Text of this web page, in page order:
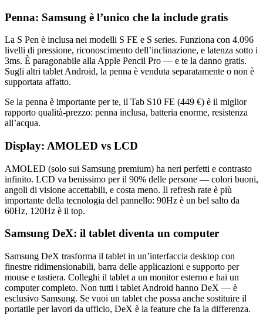
Penna: Samsung è l’unico che la include gratis
La S Pen è inclusa nei modelli S FE e S series. Funziona con 4.096
livelli di pressione, riconoscimento dell’inclinazione, e latenza sotto i
3ms. È paragonabile alla Apple Pencil Pro — e te la danno gratis.
Sugli altri tablet Android, la penna è venduta separatamente o non è
supportata affatto.
Se la penna è importante per te, il Tab S10 FE (449 €) è il miglior
rapporto qualità-prezzo: penna inclusa, batteria enorme, resistenza
all’acqua.
Display: AMOLED vs LCD
AMOLED (solo sui Samsung premium) ha neri perfetti e contrasto
infinito. LCD va benissimo per il 90% delle persone — colori buoni,
angoli di visione accettabili, e costa meno. Il refresh rate è più
importante della tecnologia del pannello: 90Hz è un bel salto da
60Hz, 120Hz è il top.
Samsung DeX: il tablet diventa un computer
Samsung DeX trasforma il tablet in un’interfaccia desktop con
finestre ridimensionabili, barra delle applicazioni e supporto per
mouse e tastiera. Colleghi il tablet a un monitor esterno e hai un
computer completo. Non tutti i tablet Android hanno DeX — è
esclusivo Samsung. Se vuoi un tablet che possa anche sostituire il
portatile per lavori da ufficio, DeX è la feature che fa la differenza.